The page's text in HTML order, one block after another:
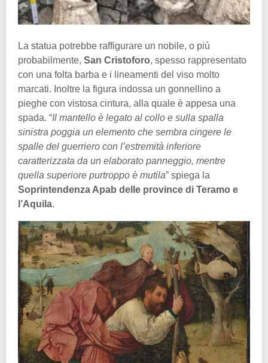
La statua potrebbe raffigurare un nobile, o più
probabilmente, San Cristoforo, spesso rappresentato
con una folta barba e i lineamenti del viso molto
marcati. Inoltre la figura indossa un gonnellino a
pieghe con vistosa cintura, alla quale è appesa una
spada. “Il mantello è legato al collo e sulla spalla
sinistra poggia un elemento che sembra cingere le
spalle del guerriero con l’estremità inferiore
caratterizzata da un elaborato panneggio, mentre
quella superiore purtroppo è mutila” spiega la
Soprintendenza Apab delle province di Teramo e
l’Aquila.